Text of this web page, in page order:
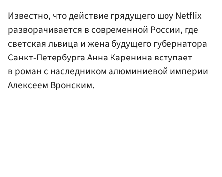
Известно, что действие грядущего шоу Netflix
разворачивается в современной России, где
светская львица и жена будущего губернатора
Санкт-Петербурга Анна Каренина вступает
в роман с наследником алюминиевой империи
Алексеем Вронским.